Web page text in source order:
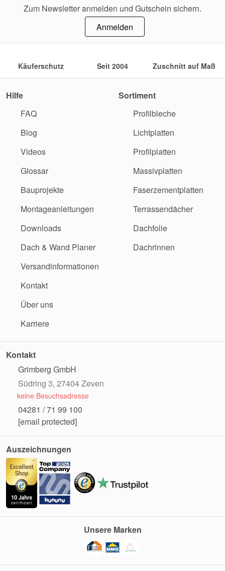
Zum Newsletter anmelden und Gutschein sichern.
Anmelden
Käuferschutz Seit 2004 Zuschnitt auf Maß
Hilfe
FAQ
Blog
Videos
Glossar
Bauprojekte
Montageanleitungen
Downloads
Dach & Wand Planer
Versandinformationen
Kontakt
Über uns
Karriere
Sortiment
Profilbleche
Lichtplatten
Profilplatten
Massivplatten
Faserzementplatten
Terrassendächer
Dachfolie
Dachrinnen
Kontakt
Grimberg GmbH
Südring 3, 27404 Zeven
keine Besuchsadresse
04281 / 71 99 100
[email protected]
Auszeichnungen
Unsere Marken